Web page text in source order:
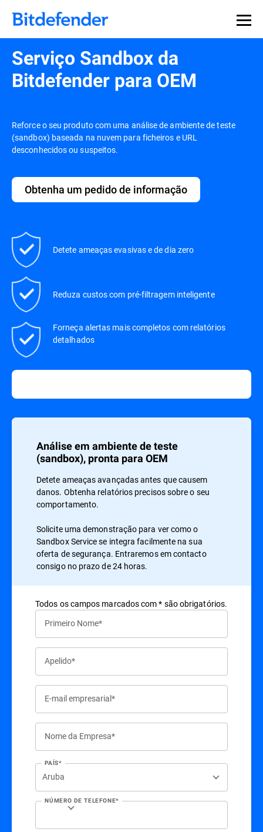
Serviço Sandbox da
Bitdefender para OEM
Reforce o seu produto com uma análise de ambiente de teste
(sandbox) baseada na nuvem para ficheiros e URL
desconhecidos ou suspeitos.
Obtenha um pedido de informação
Detete ameaças evasivas e de dia zero
Reduza custos com pré-filtragem inteligente
Forneça alertas mais completos com relatórios
detalhados
Análise em ambiente de teste
(sandbox), pronta para OEM
Detete ameaças avançadas antes que causem
danos. Obtenha relatórios precisos sobre o seu
comportamento.
Solicite uma demonstração para ver como o
Sandbox Service se integra facilmente na sua
oferta de segurança. Entraremos em contacto
consigo no prazo de 24 horas.
Todos os campos marcados com * são obrigatórios.
Primeiro Nome*
Apelido*
E-mail empresarial*
Nome da Empresa*
PAÍS*
NÚMERO DE TELEFONE*